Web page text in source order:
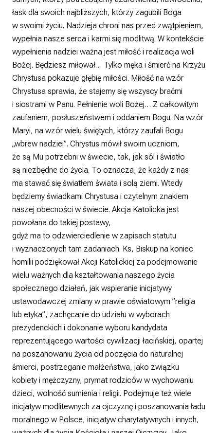
łask dla swoich najbliższych, którzy zagubili Boga
w swoimi życiu. Nadzieja chroni nas przed zwątpieniem,
wypełnia nasze serca i karmi się modlitwą. W kontekście
wypełnienia nadziei ważna jest miłość i realizacja woli
Bożej. Będziesz miłował… Tylko męka i śmierć na Krzyżu
Chrystusa pokazuje głębię miłości. Miłość na wzór
Chrystusa sprawia, że stajemy się wszyscy braćmi
i siostrami w Panu. Pełnienie woli Bożej… Z całkowitym
zaufaniem, posłuszeństwem i oddaniem Bogu. Na wzór
Maryi, na wzór wielu świętych, którzy zaufali Bogu
„wbrew nadziei”. Chrystus mówił swoim uczniom,
że są Mu potrzebni w świecie, tak, jak sól i światło
są niezbędne do życia. To oznacza, że każdy z nas
ma stawać się światłem świata i solą ziemi. Wtedy
będziemy świadkami Chrystusa i czytelnym znakiem
naszej obecności w świecie. Akcja Katolicka jest
powołana do takiej postawy,
gdyż ma to odzwierciedlenie w zapisach statutu
i wyznaczonych tam zadaniach. Ks, Biskup na koniec
homilii podziękował Akcji Katolickiej za podejmowanie
wielu ważnych dla kształtowania naszego życia
społecznego działań, jak wspieranie inicjatywy
ustawodawczej zmiany w prawie oświatowym ”religia
lub etyka”, zachęcanie do udziału w wyborach
prezydenckich i dokonanie wyboru kandydata
reprezentującego wartości cywilizacji łacińskiej, opartej
na poszanowaniu życia od poczęcia do naturalnej
śmierci, postrzeganie małżeństwa, jako związku
kobiety i mężczyzny, prymat rodziców w wychowaniu
dzieci, wolność sumienia i religii. Podejmuje też wiele
inicjatyw modlitewnych za ojczyznę i poszanowania ładu
moralnego w Polsce, inicjatyw charytatywnych i innych,